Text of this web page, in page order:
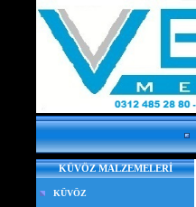
KÜVÖZ MALZEMELERİ
KÜVÖZ